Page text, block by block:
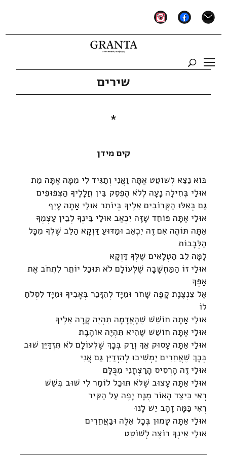
mail
facebook
instagram
שירים
*
קים מידן
בּוֹא נֵצֵא לְשׁוֹטֵט אַתָּה וַאֲנִי וְתַגִּיד לִי מִמָּה אַתָּה מֵת
אוּלַי בְּחִילָה נָעָה לְלֹא הֶפְסֵק בֵּין חֲלָלֶיךָ הַצְּפוּפִים
גַּם בְּאֵלּוּ הַקְּרוֹבִים אֵלֶיךָ בְּיוֹתֵר אוּלַי אַתָּה עָיֵף
אוּלַי אַתָּה פּוֹחֵד שֶׁזֶּה יִכְאַב אוּלַי בֵּינְךָ לְבֵין עַצְמְךָ
אַתָּה תּוֹהֶה אִם זֶה יִכְאַב וּמַדּוּעַ דַּוְקָא הַלֵּב שֶׁלְּךָ מִכָּל
הַלְּבָבוֹת
לָמָּה לֵב הַטְּלָאִים שֶׁלְּךָ דַּוְקָא
אוּלַי זוֹ הַמַּחְשָׁבָה שֶׁלְּעוֹלָם לֹא תּוּכַל יוֹתֵר לִתְחֹב אֶת
אַפְּךָ
אֶל צִנְצֶנֶת קָפֶה שָׁחֹר וּמִיָּד לְהִזָּכֵר בְּאָבִיךָ וּמִיָּד לִסְלֹחַ
לוֹ
אוּלַי אַתָּה חוֹשֵׁשׁ שֶׁהָאֲדָמָה תִּהְיֶה קָרָה אֵלֶיךָ
אוּלַי אַתָּה חוֹשֵׁשׁ שֶׁהִיא תִּהְיֶה אוֹהֶבֶת
אוּלַי אַתָּה עָסוּק אַךְ וְרַק בְּכָךְ שֶׁלְּעוֹלָם לֹא תִּזְדַּיֵּן שׁוּב
בְּכָךְ שֶׁאֲחֵרִים יַמְשִׁיכוּ לְהִזְדַּיֵּן גַּם אֲנִי
אוּלַי זֶה הָרְסִיס הָרַצְחָנִי מִכֻּלָּם
אוּלַי אַתָּה עָצוּב שֶׁלֹּא תּוּכַל לוֹמַר לִי שׁוּב בְּשֵׁשׁ
רְאִי כֵּיצַד הָאוֹר מֻנָּח יָפֶה עַל הַקִּיר
רְאִי כַּמָּה זָהָב יֵשׁ לָנוּ
אוּלַי אַתָּה טָמוּן בְּכָל אֵלֶּה וּבַאֲחֵרִים
אוּלַי אֵינְךָ רוֹצֶה לְשׁוֹטֵט